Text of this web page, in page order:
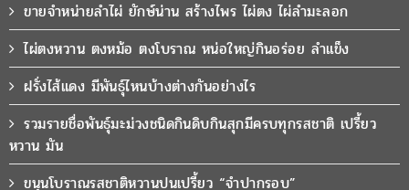
ขายจำหน่ายลำไผ่ ยักษ์น่าน สร้างไพร ไผ่ตง ไผ่ลำมะลอก
ไผ่ตงหวาน ตงหม้อ ตงโบราณ หน่อใหญ่กินอร่อย ลำแข็ง
ฝรั่งไส้แดง มีพันธุ์ไหนบ้างต่างกันอย่างไร
รวมรายชื่อพันธุ์มะม่วงชนิดกินดิบกินสุกมีครบทุกรสชาติ เปรี้ยว
หวาน มัน
ขนุนโบราณรสชาติหวานปนเปรี้ยว “จำปากรอบ”